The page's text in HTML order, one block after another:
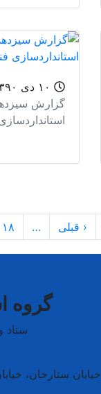
گزارش
‹ قبلی … ۱۸
گروه
ستاد
ستارخان،